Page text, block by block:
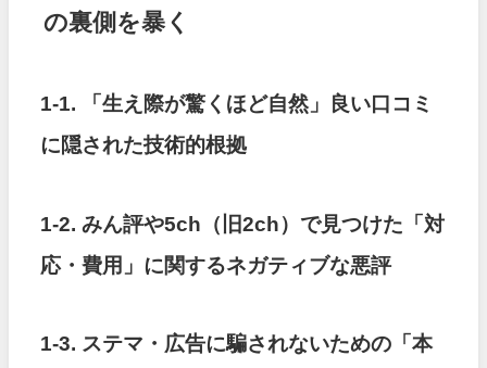
の裏側を暴く
1-1. 「生え際が驚くほど自然」良い口コミ
に隠された技術的根拠
1-2. みん評や5ch（旧2ch）で見つけた「対
応・費用」に関するネガティブな悪評
1-3. ステマ・広告に騙されないための「本